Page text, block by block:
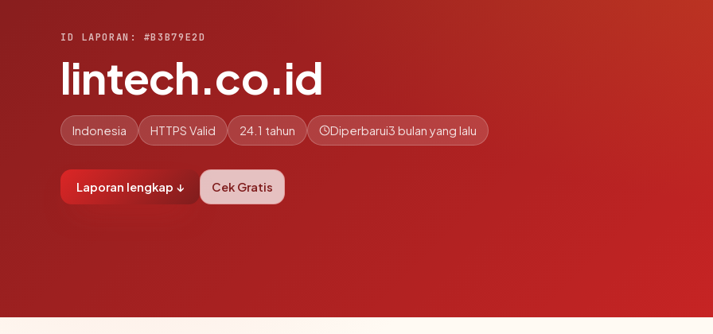
ID LAPORAN: #B3B79E2D
lintech.co.id
Indonesia HTTPS Valid 24.1 tahun Diperbarui3 bulan yang lalu
Laporan lengkap ↓ Cek Gratis